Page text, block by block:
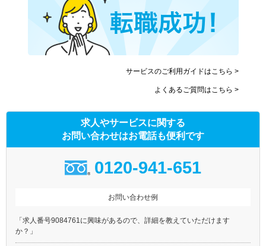
サービスのご利用ガイドはこちら >
よくあるご質問はこちら >
求人やサービスに関する
お問い合わせはお電話も便利です
0120-941-651
お問い合わせ例
「求人番号9084761に興味があるので、詳細を教えていただけます
か？」